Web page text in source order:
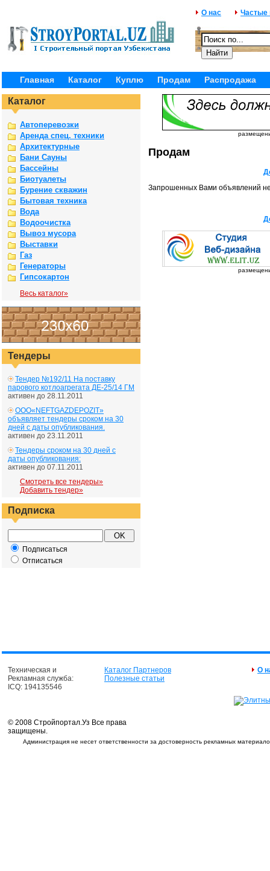
О нас Частые
Главная Каталог Куплю Продам Распродажа
Каталог
Автоперевозки
Аренда спец. техники
Архитектурные
Бани Сауны
Бассейны
Биотуалеты
Бурение скважин
Бытовая техника
Вода
Водоочистка
Вывоз мусора
Выставки
Газ
Генераторы
Гипсокартон
Весь каталог»
Тендеры
Тендер №192/11 На поставку
парового котлоагрегата ДЕ-25/14 ГМ
активен до 28.11.2011
ООО«NEFTGAZDEPOZIT»
объявляет тендеры сроком на 30
дней с даты опубликования.
активен до 23.11.2011
Тендеры сроком на 30 дней с
даты опубликования:
активен до 07.11.2011
Смотреть все тендеры»
Добавить тендер»
Подписка
Подписаться
Отписаться
Продам
Запрошенных Вами объявлений
Техническая и
Рекламная служба:
ICQ: 194135546
Каталог Партнеров
Полезные статьи
О
© 2008 Стройпортал.Уз Все права
защищены.
Администрация не несет ответственности за достоверность рекламных